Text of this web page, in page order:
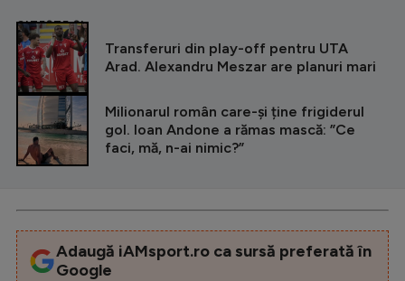
CITEȘTE ȘI
Transferuri din play-off pentru UTA
Arad. Alexandru Meszar are planuri mari
Milionarul român care-și ține frigiderul
gol. Ioan Andone a rămas mască: ”Ce
faci, mă, n-ai nimic?”
Adaugă iAMsport.ro ca sursă preferată în
Google